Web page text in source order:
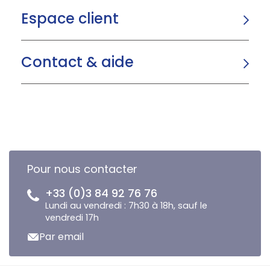
Espace client
Contact & aide
Pour nous contacter
+33 (0)3 84 92 76 76
Lundi au vendredi : 7h30 à 18h, sauf le
vendredi 17h
Par email